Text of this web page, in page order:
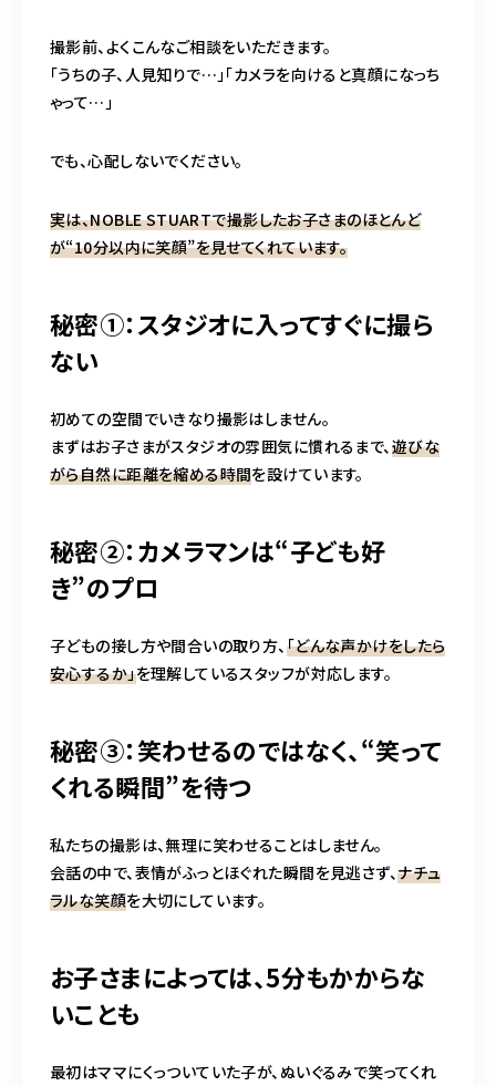
撮影前、よくこんなご相談をいただきます。
「うちの子、人見知りで…」「カメラを向けると真顔になっち
ゃって…」
でも、心配しないでください。
実は、NOBLE STUARTで撮影したお子さまのほとんど
が“10分以内に笑顔”を見せてくれています。
秘密①：スタジオに入ってすぐに撮ら
ない
初めての空間でいきなり撮影はしません。
まずはお子さまがスタジオの雰囲気に慣れるまで、 遊びな
がら自然に距離を縮める時間を設けています。
秘密②：カメラマンは“子ども好
き”のプロ
子どもの接し方や間合いの取り方、 「どんな声かけをしたら
安心するか」を理解しているスタッフが対応します。
秘密③：笑わせるのではなく、“笑って
くれる瞬間”を待つ
私たちの撮影は、無理に笑わせることはしません。
会話の中で、表情がふっとほぐれた瞬間を見逃さず、ナチュ
ラルな笑顔を大切にしています。
お子さまによっては、5分もかからな
いことも
最初はママにくっついていた子が、ぬいぐるみで笑ってくれ